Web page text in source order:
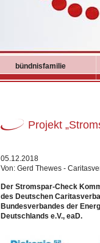
bündnisfamilie
Projekt
05.12.2018
Von: Gerd Thewes -
Der Stromspar-Check
des Deutschen
Bundesverbandes der
Deutschlands e.V., eaD.